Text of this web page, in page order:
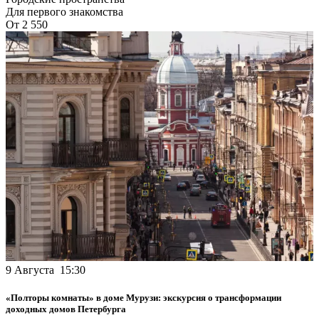
Для первого знакомства
От 2 550
9 Августа 15:30
«Полторы комнаты» в доме Мурузи: экскурсия о трансформации
доходных домов Петербурга